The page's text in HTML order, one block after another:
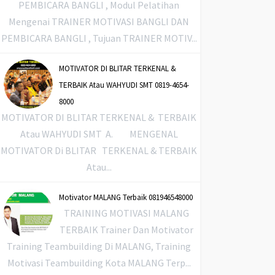
PEMBICARA BANGLI , Modul Pelatihan
Mengenai TRAINER MOTIVASI BANGLI DAN
PEMBICARA BANGLI , Tujuan TRAINER MOTIV...
MOTIVATOR DI BLITAR TERKENAL &
TERBAIK Atau WAHYUDI SMT 0819-4654-
8000
MOTIVATOR DI BLITAR TERKENAL & TERBAIK
Atau WAHYUDI SMT A. MENGENAL
MOTIVATOR Di BLITAR TERKENAL & TERBAIK
Atau...
Motivator MALANG Terbaik 081946548000
TRAINING MOTIVASI MALANG
TERBAIK Trainer Dan Motivator
Training Teambuilding Di MALANG, Training
Motivasi Teambuilding Kota MALANG Terp...